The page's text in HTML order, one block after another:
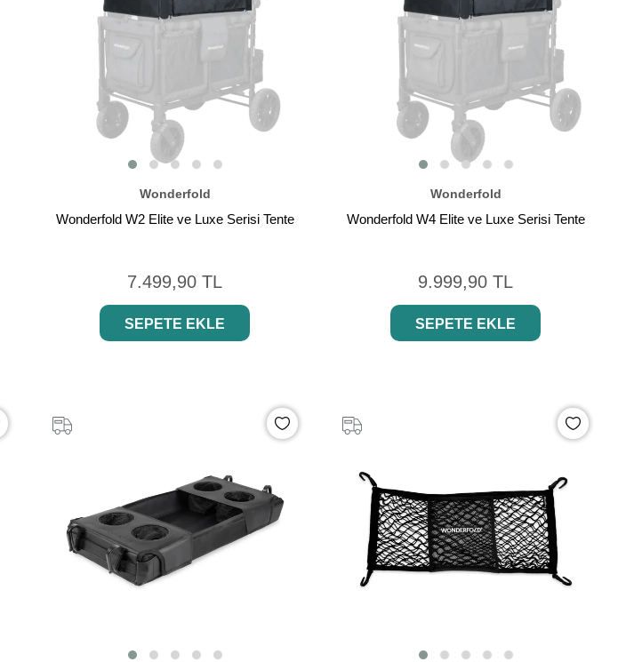
Wonderfold
Wonderfold W2 Elite ve Luxe Serisi Tente
7.499,90 TL
SEPETE EKLE
Wonderfold
Wonderfold W4 Elite ve Luxe Serisi Tente
9.999,90 TL
SEPETE EKLE